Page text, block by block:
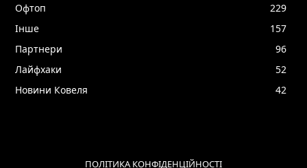
Офтоп
229
Інше
157
Партнери
96
Лайфхаки
52
Новини Ковеля
42
ПОЛІТИКА КОНФІДЕНЦІЙНОСТІ